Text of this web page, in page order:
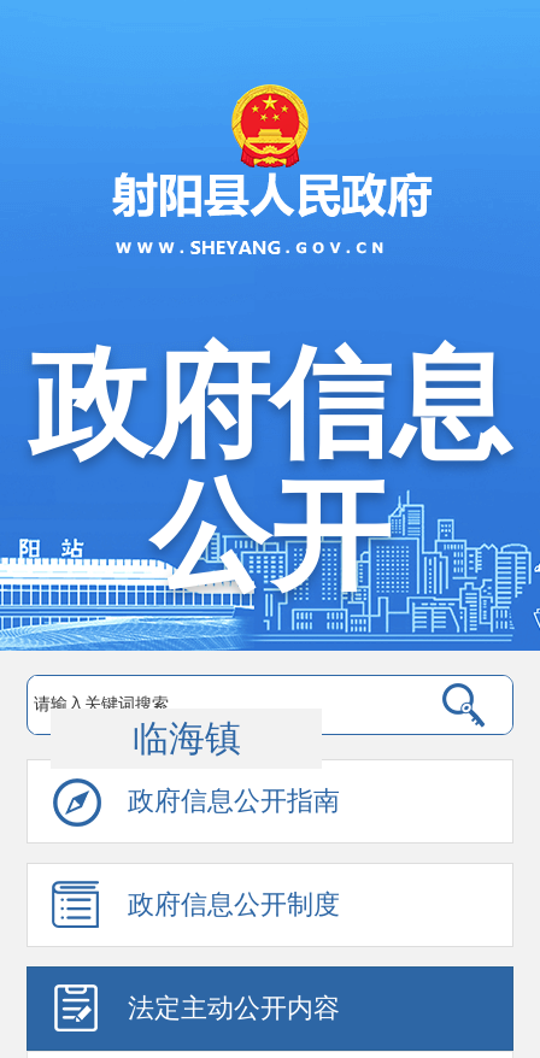
政府信息
公开
临海镇
政府信息公开指南
政府信息公开制度
法定主动公开内容